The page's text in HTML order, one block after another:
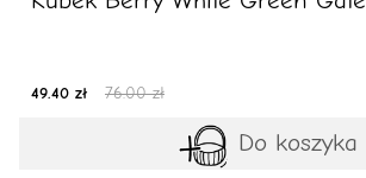
49.40 zł 76.00 zł
Do koszyka